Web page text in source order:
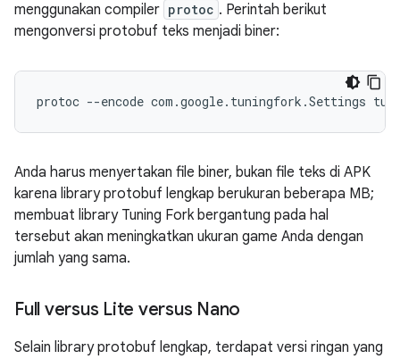
menggunakan compiler protoc . Perintah berikut
mengonversi protobuf teks menjadi biner:
Anda harus menyertakan file biner, bukan file teks di APK
karena library protobuf lengkap berukuran beberapa MB;
membuat library Tuning Fork bergantung pada hal
tersebut akan meningkatkan ukuran game Anda dengan
jumlah yang sama.
Full versus Lite versus Nano
Selain library protobuf lengkap, terdapat versi ringan yang